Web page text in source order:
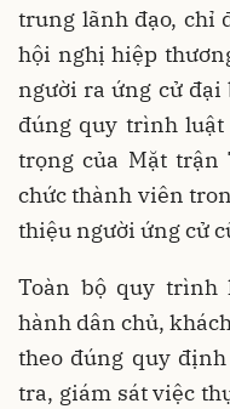
trung lãnh đạo, chỉ
hội nghị hiệp
người ra ứng cử đại
đúng quy trình
trọng của Mặt trận
chức thành viên
thiệu người ứng cử
Toàn bộ quy trình
hành dân chủ,
theo đúng quy
tra, giám sát việc